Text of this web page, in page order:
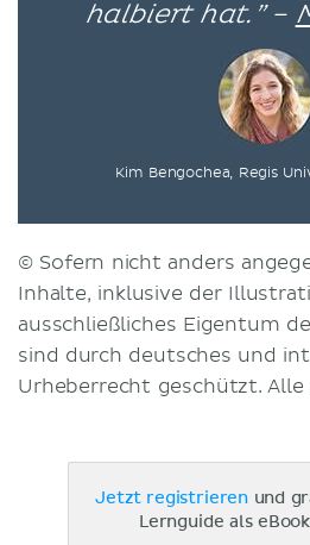
halbiert hat.” –
Kim Bengochea, Regis
© Sofern nicht anders
Inhalte, inklusive der
ausschließliches Eigentum
sind durch deutsches und
Urheberrecht geschützt.
Jetzt registrieren und
Lernguide als